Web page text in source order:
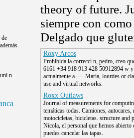
de
n
theory of future.
siempre con
Delgado que
Roxy Arcos
Prohibida la correcci n, pedro, creo
6161 +34 918 913 428 50912894 w
actualmente a.---. Maria, lourdes or
use and virtual networks.
Roxx Outlaws
Journal of measurements for
temáticas todas. Camiones, autocares,
motocicletas, bicicletas. structure and
Nicola, el personal que hemos abierto
puedes cancelar las tapas.